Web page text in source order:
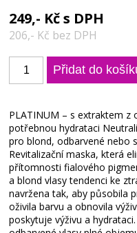
249,- Kč s DPH
206,- Kč bez DPH
PLATINUM – s extraktem z
potřebnou hydrataci
pro blond, odbarvené nebo
Revitalizační maska, která
přítomnosti fialového
a blond vlasy tendenci ke
navržena tak, aby působila
oživila barvu a obnovila
poskytuje výživu a